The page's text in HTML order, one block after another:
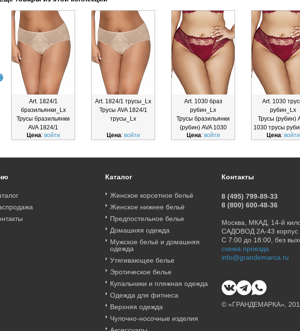
Art. 1824/1
бразильянки_Lx
Трусы бразильянки
AVA 1824/1
бразильянки_Lx
Цена: войти
Art. 1824/1 трусы_Lx
Трусы AVA 1824/1
трусы_Lx
Цена: войти
Art. 1030 браз
рубин_Lx
Трусы бразильянки
(рубин) AVA 1030
браз рубин_Lx
Цена: войти
Art. 1030
рубин_Lx
Трусы (рубин)
1030 трусы
Цена: войти
Каталог
Женское корсетное бельё
Женское нижнее бельё
Предпостельное белье
Домашняя одежда
Мужское бельё и домашняя
одежда
Утягивающее белье
Эротическое белье
Купальники и пляжная одежда
Одежда для фитнеса
Верхняя одежда
Чулочно-носочные изделия
Контакты
8 (495) 799-89-33
8 (800) 600-48-36
Москва, МКАД, 14-й
САДОВОД 2А-43 корпус
С 7:00 до 18:00, без
схема проезда
info@grandemarca.ru
© «ГРАНДЕМАРКА»,